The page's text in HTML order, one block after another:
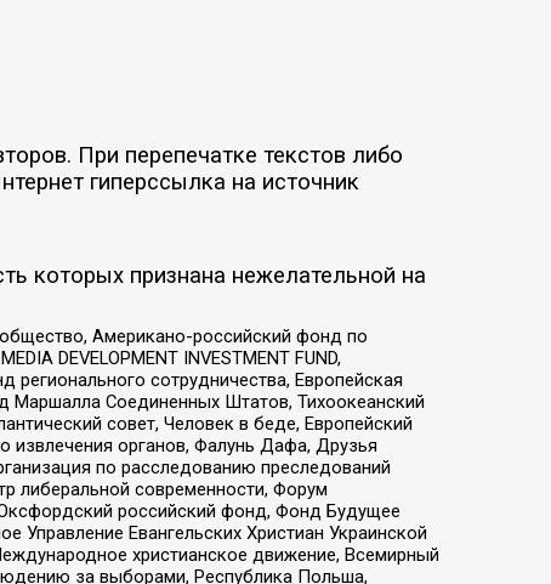
При перепечатке текстов либо
гиперссылка на источник
которых признана нежелательной на
Американо-российский фонд по
DEVELOPMENT INVESTMENT FUND,
сотрудничества, Европейская
Соединенных Штатов, Тихоокеанский
совет, Человек в беде, Европейский
органов, Фалунь Дафа, Друзья
по расследованию преследований
либеральной современности, Форум
российский фонд, Фонд Будущее
Евангельских Христиан Украинской
христианское движение, Всемирный
за выборами, Республика Польша,